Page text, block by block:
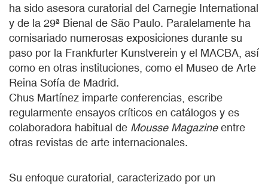
ha sido asesora curatorial del Carnegie International
y de la 29ª Bienal de São Paulo. Paralelamente ha
comisariado numerosas exposiciones durante su
paso por la Frankfurter Kunstverein y el MACBA, así
como en otras instituciones, como el Museo de Arte
Reina Sofía de Madrid.
Chus Martínez imparte conferencias, escribe
regularmente ensayos críticos en catálogos y es
colaboradora habitual de Mousse Magazineentre
otras revistas de arte internacionales.
Su enfoque curatorial, caracterizado por un